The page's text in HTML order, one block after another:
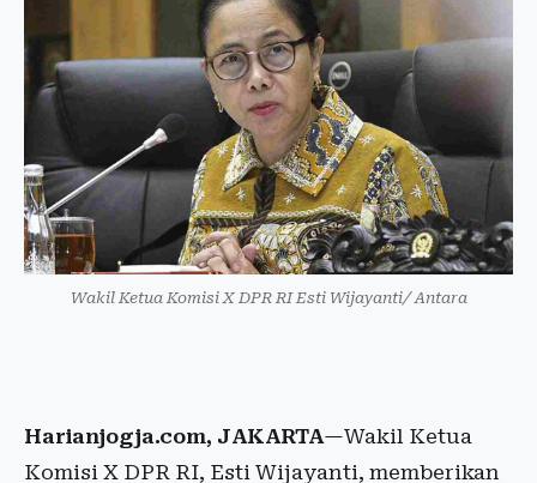
Wakil Ketua Komisi X DPR RI Esti Wijayanti/ Antara
Harianjogja.com, JAKARTA—Wakil Ketua
Komisi X DPR RI, Esti Wijayanti, memberikan